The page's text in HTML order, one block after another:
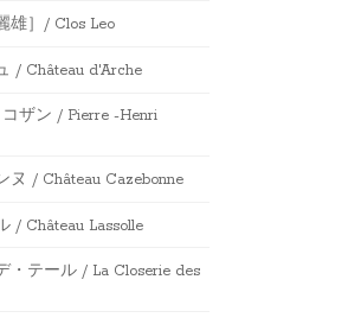
雄］/ Clos Leo
/ Château d'Arche
ザン / Pierre -Henri
ヌ / Château Cazebonne
/ Château Lassolle
・テール / La Closerie des